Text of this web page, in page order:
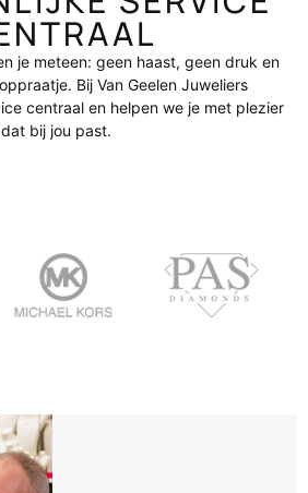
je meteen: geen haast, geen druk en
Bij Van Geelen Juweliers
centraal en helpen we je met plezier
bij jou past.